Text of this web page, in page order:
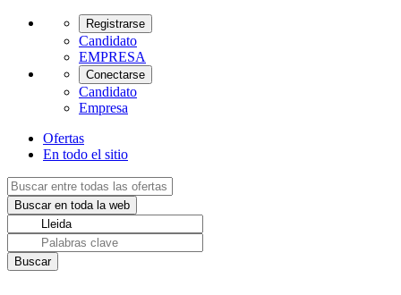
Registrarse
Candidato
EMPRESA
Conectarse
Candidato
Empresa
Ofertas
En todo el sitio